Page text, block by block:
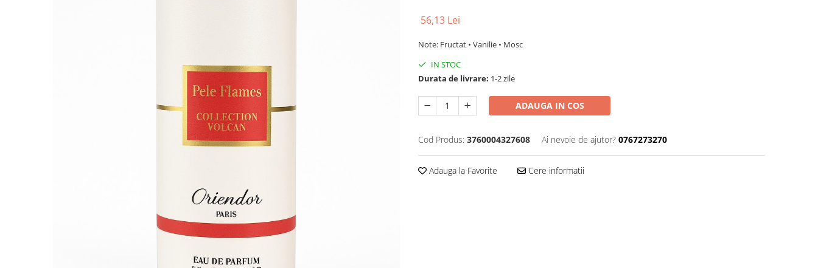
56,13 Lei
Note: Fructat • Vanilie • Mosc
IN STOC
Durata de livrare: 1-2 zile
ADAUGA IN COS
Cod Produs: 3760004327608 Ai nevoie de ajutor? 0767273270
Adauga la Favorite Cere informatii